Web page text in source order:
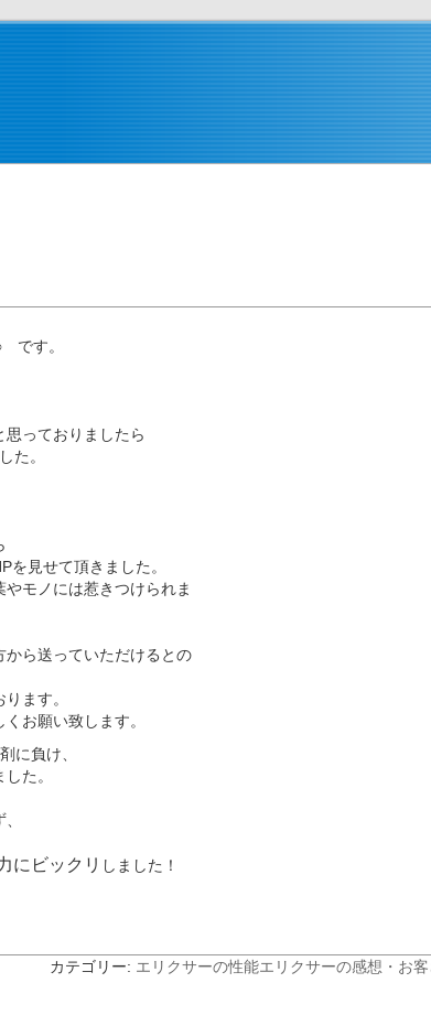
です。
思っておりましたら
た。
を見せて頂きました。
モノには惹きつけられま
から送っていただけるとの
ます。
お願い致します。
に負け、
た。
にビックリ しました！
カテゴリー: エリクサーの性能エリクサーの感想 ・お